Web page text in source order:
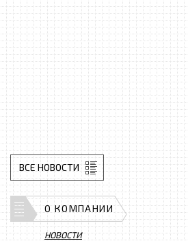
ВСЕ НОВОСТИ
О КОМПАНИИ
НОВОСТИ